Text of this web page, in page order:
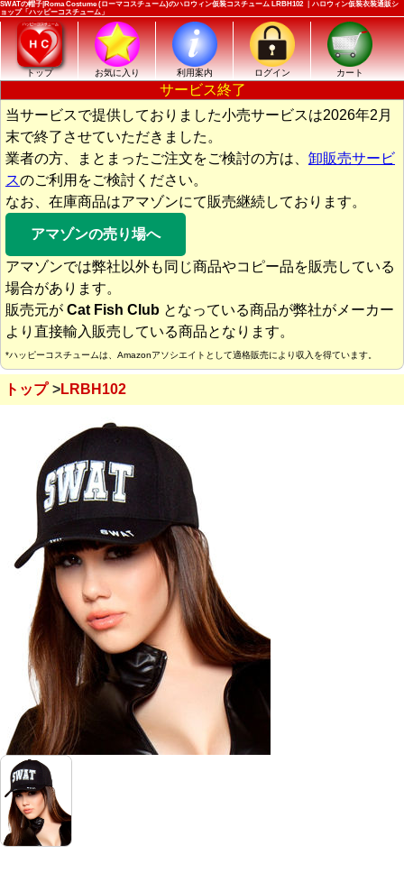
SWATの帽子|Roma Costume (ローマコスチューム)のハロウィン仮装コスチューム LRBH102 ｜ハロウィン仮装衣装通販シ
ョップ「ハッピーコスチューム」
トップ お気に入り 利用案内 ログイン カート
サービス終了
当サービスで提供しておりました小売サービスは2026年2月
末で終了させていただきました。
業者の方、まとまったご注文をご検討の方は、 卸販売サービ
スのご利用をご検討ください。
なお、在庫商品はアマゾンにて販売継続しております。
アマゾンの売り場へ
アマゾンでは弊社以外も同じ商品やコピー品を販売している
場合があります。
販売元が Cat Fish Club となっている商品が弊社がメーカー
より直接輸入販売している商品となります。
*ハッピーコスチュームは、Amazonアソシエイトとして適格販売により収入を得ています。
トップ LRBH102